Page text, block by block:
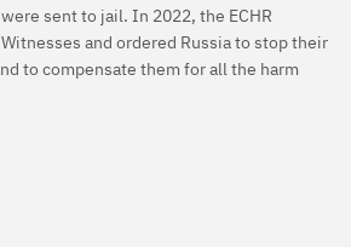
sent to jail. In 2022, the ECHR
and ordered Russia to stop their
to compensate them for all the harm